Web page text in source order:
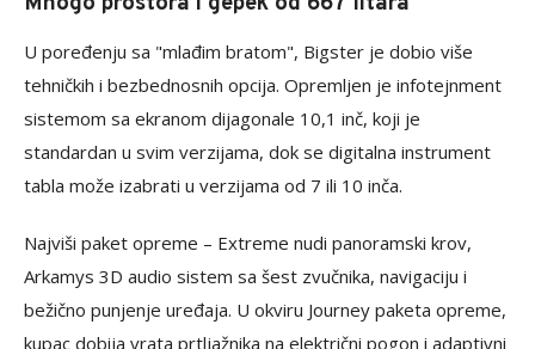
U poređenju sa "mlađim bratom", Bigster je dobio više
tehničkih i bezbednosnih opcija. Opremljen je infotejnment
sistemom sa ekranom dijagonale 10,1 inč, koji je
standardan u svim verzijama, dok se digitalna instrument
tabla može izabrati u verzijama od 7 ili 10 inča.
Najviši paket opreme – Extreme nudi panoramski krov,
Arkamys 3D audio sistem sa šest zvučnika, navigaciju i
bežično punjenje uređaja. U okviru Journey paketa opreme,
kupac dobija vrata prtljažnika na električni pogon i adaptivni